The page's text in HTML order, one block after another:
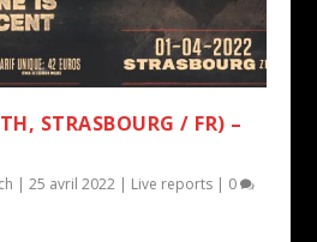
STRASBOURG / FR) –
|25 avril 2022 | Live reports | 0